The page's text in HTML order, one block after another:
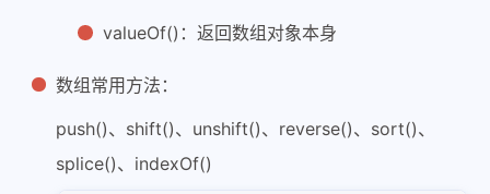
valueOf()：返回数组对象本身
数组常用方法：
push()、shift()、unshift()、reverse()、sort()、
splice()、indexOf()